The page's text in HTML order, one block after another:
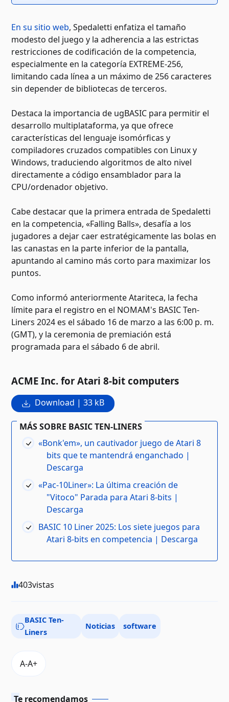
En su sitio web, Spedaletti enfatiza el tamaño
modesto del juego y la adherencia a las estrictas
restricciones de codificación de la competencia,
especialmente en la categoría EXTREME-256,
limitando cada línea a un máximo de 256 caracteres
sin depender de bibliotecas de terceros.
Destaca la importancia de ugBASIC para permitir el
desarrollo multiplataforma, ya que ofrece
características del lenguaje isomórficas y
compiladores cruzados compatibles con Linux y
Windows, traduciendo algoritmos de alto nivel
directamente a código ensamblador para la
CPU/ordenador objetivo.
Cabe destacar que la primera entrada de Spedaletti
en la competencia, «Falling Balls», desafía a los
jugadores a dejar caer estratégicamente las bolas en
las canastas en la parte inferior de la pantalla,
apuntando al camino más corto para maximizar los
puntos.
Como informó anteriormente Atariteca, la fecha
límite para el registro en el NOMAM's BASIC Ten-
Liners 2024 es el sábado 16 de marzo a las 6:00 p. m.
(GMT), y la ceremonia de premiación está
programada para el sábado 6 de abril.
ACME Inc. for Atari 8-bit computers
Download | 33 kB
MÁS SOBRE BASIC TEN-LINERS
«Bonk'em», un cautivador juego de Atari 8
bits que te mantendrá enganchado |
Descarga
«Pac-10Liner»: La última creación de
"Vitoco" Parada para Atari 8-bits |
Descarga
BASIC 10 Liner 2025: Los siete juegos para
Atari 8-bits en competencia | Descarga
403vistas
BASIC Ten-
Liners
Noticias software
Te recomendamos